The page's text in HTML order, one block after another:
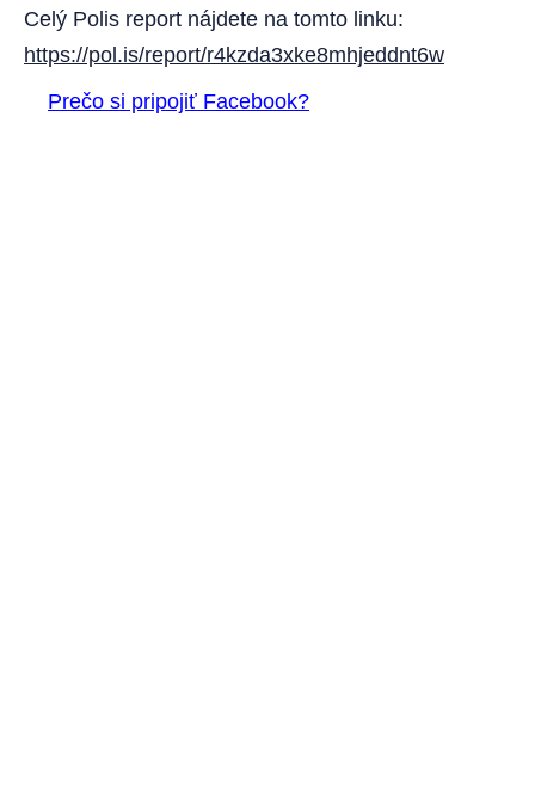
Celý Polis report nájdete na tomto linku:
https://pol.is/report/r4kzda3xke8mhjeddnt6w
Prečo si pripojiť Facebook?